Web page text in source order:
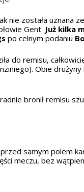
nie została
Gent. Już kilka
po celnym podaniu
do remisu,
Obie
bronił remisu
samym polem
meczu, bez